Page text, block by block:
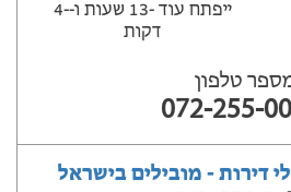
ייפתח עוד -13 שעות ‫ו--4
דקות
טלפון
072-255-
דירות - מובילים בישראל